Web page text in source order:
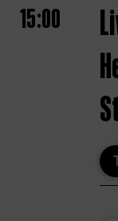
15:00